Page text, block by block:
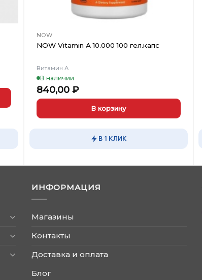
NOW
NOW Vitamin A 10.000 100 гел.капс
Витамин А
В наличии
840,00 ₽
В корзину
В 1 КЛИК
ИНФОРМАЦИЯ
Магазины
Контакты
Доставка и оплата
Блог